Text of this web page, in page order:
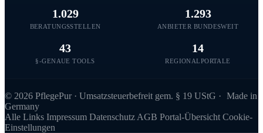
1.029
BERATUNGSSTELLEN
1.293
ANBIETER BUNDESWEIT
43
§-GENAUE TOOLS
14
REGIONALPORTALE
© 2026 PflegePur · Umsatzsteuerbefreit gem. § 19 UStG · Made in
Germany
Alle Links Impressum Datenschutz AGB Portal-Übersicht Cookie-
Einstellungen